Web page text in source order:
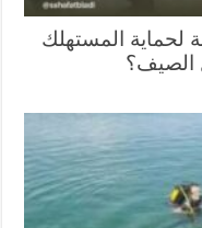
المستهلك